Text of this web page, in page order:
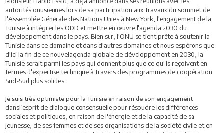
autorités onusiennes lors de sa participation aux travaux du sommet de
l'Assemblée Générale des Nations Unies à New York, l'engagement de la
Tunisie à intégrer les ODD et mettre en œuvre l'agenda 2030 du
développement dans le pays. Bien sûr, l'ONU se tient prête à soutenir la
Tunisie dans ce domaine et dans d'autres domaines et nous espérons que
d'ici la fin de ce nouvelagenda globale de développement en 2030, la
Tunisie serait parmi les pays qui donnent plus que ce qu'ils reçoivent en
termes d'expertise technique à travers des programmes de coopération
Sud-Sud plus solides.
Je suis très optimiste pour la Tunisie en raison de son engagement
dansl’esprit de dialogue consensuelle pour résoudre les différences
sociales et politiques, en raison de l'énergie et de la capacité de sa
jeunesse, de ses femmes et de ses organisations de la société civile et en